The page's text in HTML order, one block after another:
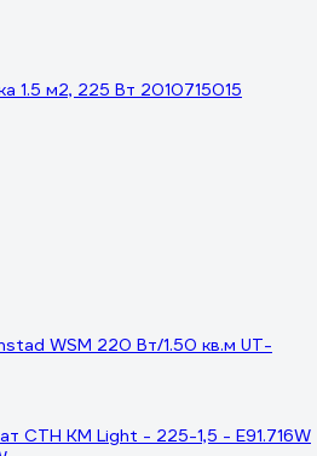
1.5 м2, 225 Вт 2010715015
WSM 220 Вт/1.50 кв.м UT-